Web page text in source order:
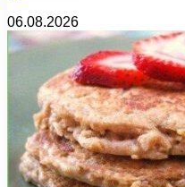
06.08.2026